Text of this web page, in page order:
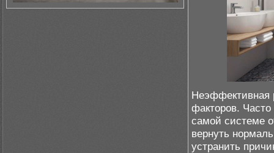
Неэффективная
факторов.
самой системе
вернуть
устранить